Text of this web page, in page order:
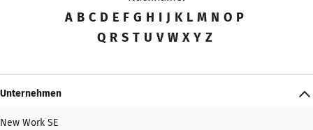
A B C D E F G H I J K L M N O P
Q R S T U V W X Y Z
Unternehmen
New Work SE